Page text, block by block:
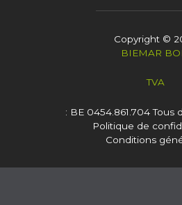
Copyright ©
BIEMAR
TVA
: BE 0454.861.704Tous
Politique de
Conditions